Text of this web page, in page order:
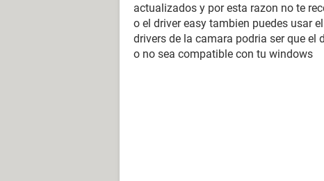
actualizados y por esta razon no te
o el driver easy tambien puedes usar
drivers de la camara podria ser que el
o no sea compatible con tu windows